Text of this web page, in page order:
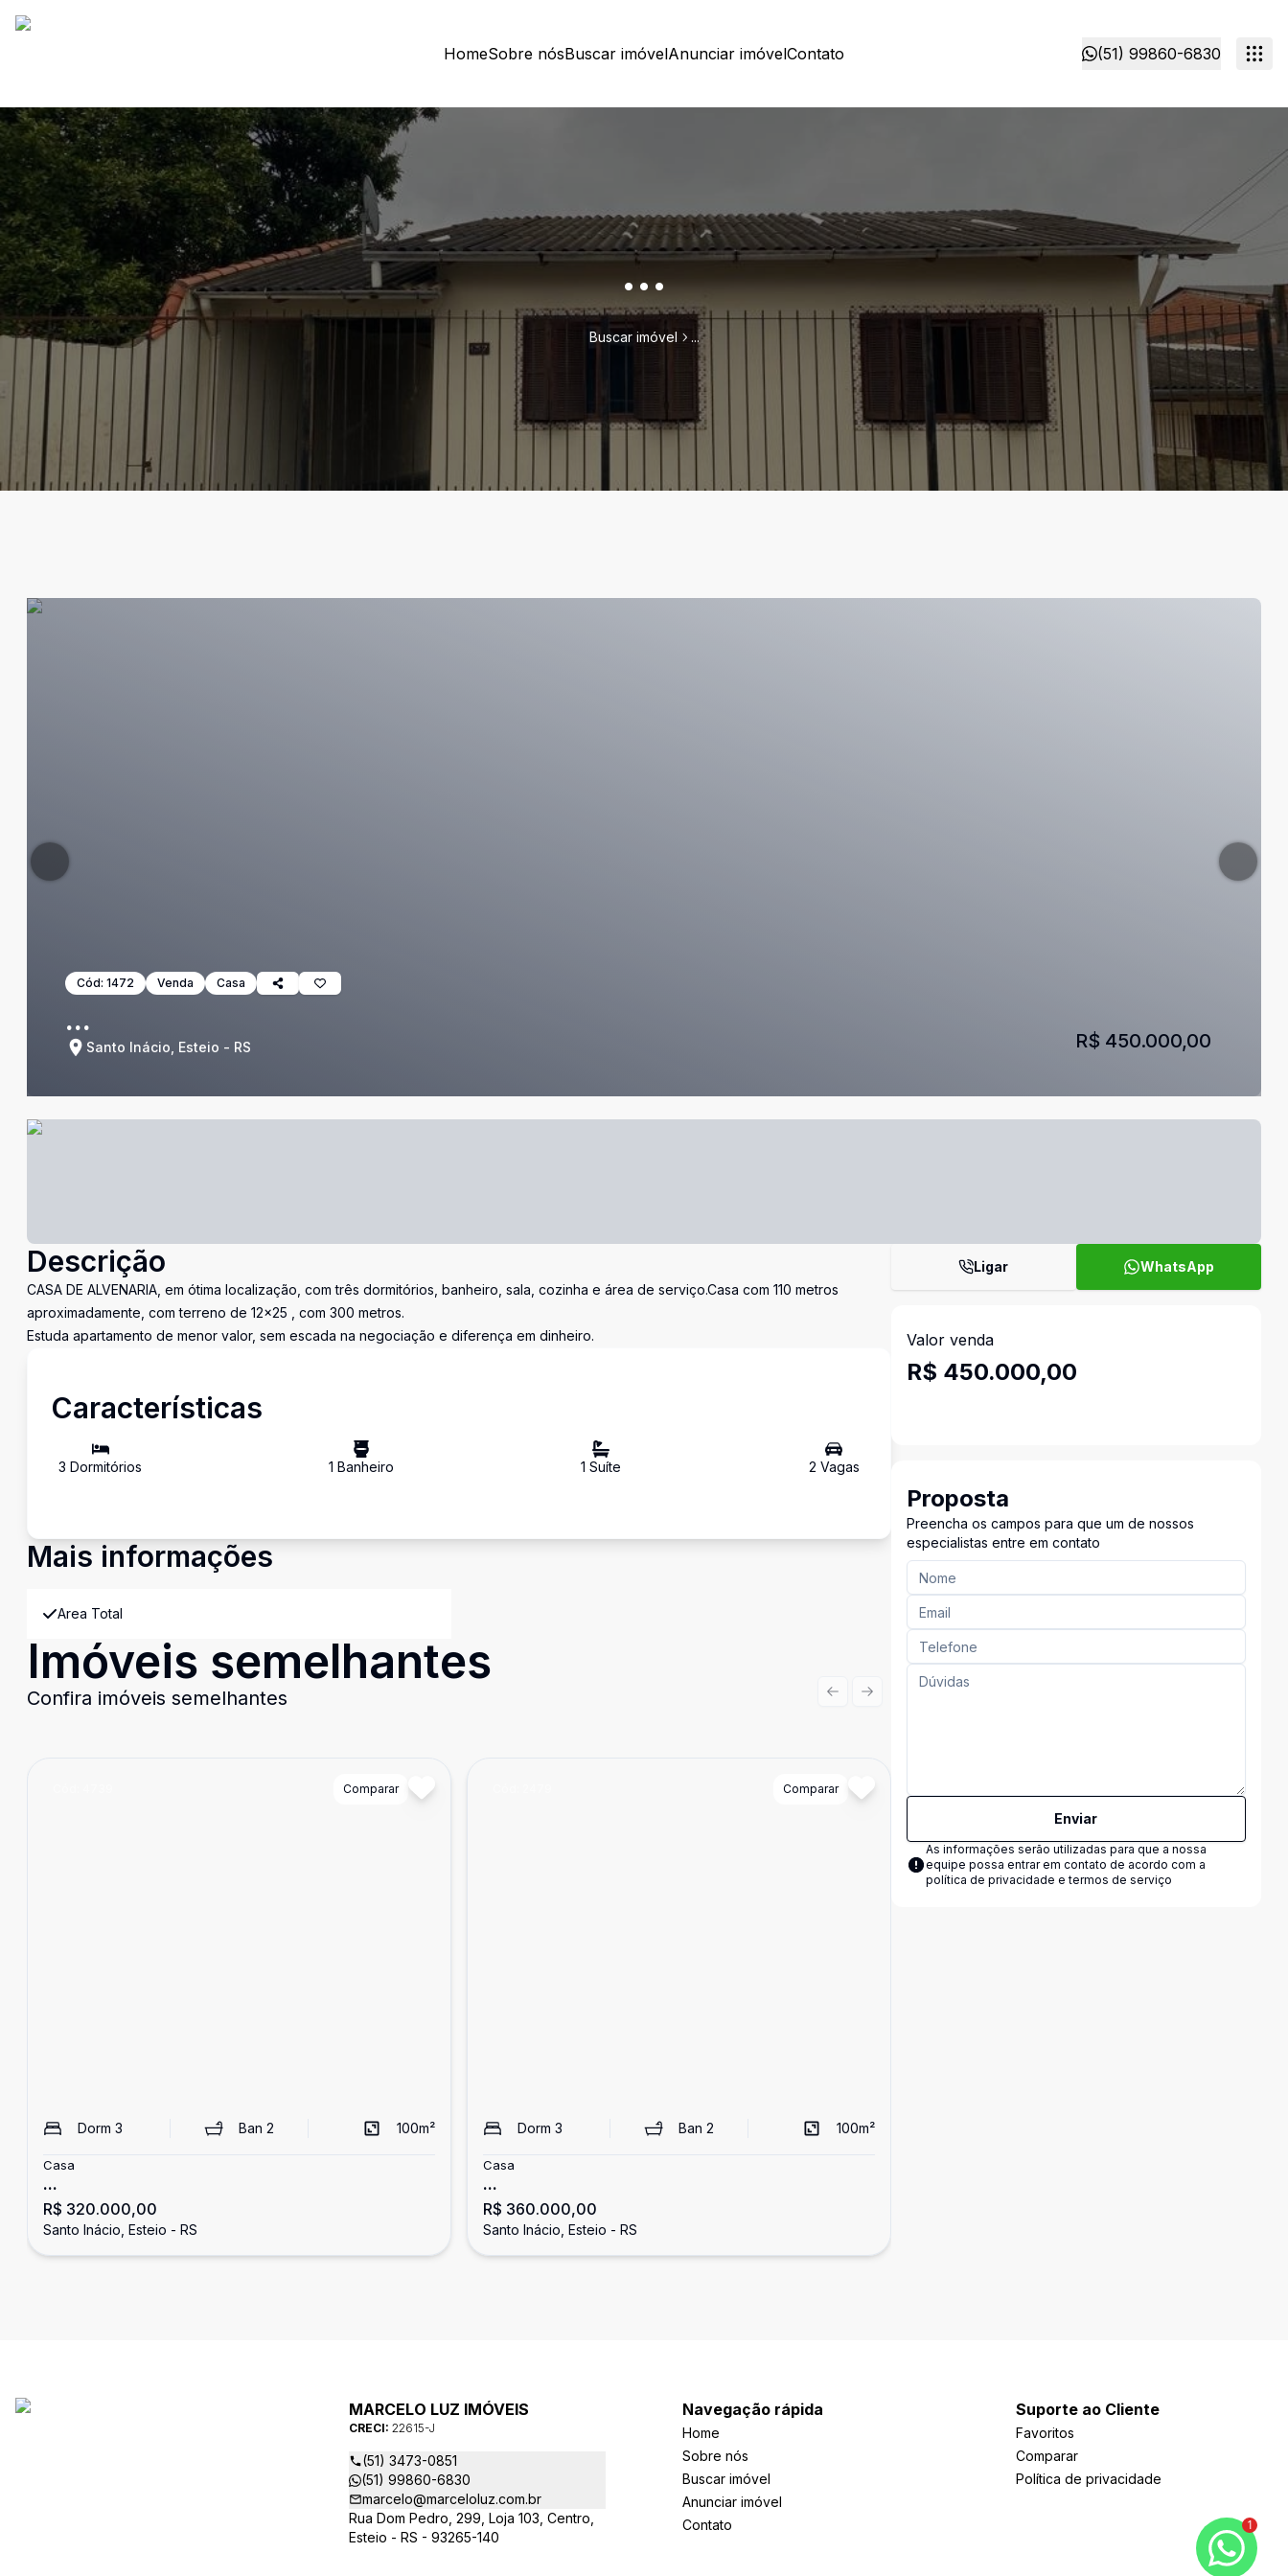
HomeSobre nósBuscar imóvelAnunciar imóvelContato (51) 99860-6830
...
Buscar imóvel ...
Cód: 1472 Venda Casa
...
Santo Inácio, Esteio - RS R$ 450.000,00
Descrição
CASA DE ALVENARIA, em ótima localização, com três dormitórios, banheiro, sala, cozinha e área de serviço.Casa com 110 metros
aproximadamente, com terreno de 12x25 , com 300 metros.
Estuda apartamento de menor valor, sem escada na negociação e diferença em dinheiro.
Características
3 Dormitórios 1 Banheiro 1 Suíte 2 Vagas
Mais informações
Area Total
Imóveis semelhantes
Confira imóveis semelhantes
Comparar
Dorm 3 Ban2 100m²
Casa
...
R$ 320.000,00
Santo Inácio, Esteio - RS
Comparar
Dorm 3 Ban 2 100m²
Casa
...
R$ 360.000,00
Santo Inácio, Esteio - RS
Comparar
Previous slide
Next slide
Ligar WhatsApp
Valor venda
R$ 450.000,00
Proposta
Preencha os campos para que um de nossos
especialistas entre em contato
Enviar
As informações serão utilizadas para que a nossa
equipe possa entrar em contato de acordo com a
política de privacidade e termos de serviço
MARCELO LUZ IMÓVEIS
CRECI: 22615-J
(51) 3473-0851
(51) 99860-6830
marcelo@marceloluz.com.br
Rua Dom Pedro, 299, Loja 103, Centro,
Esteio - RS - 93265-140
Navegação rápida
Home
Sobre nós
Buscar imóvel
Anunciar imóvel
Contato
Suporte ao Cliente
Favoritos
Comparar
Política de privacidade
1